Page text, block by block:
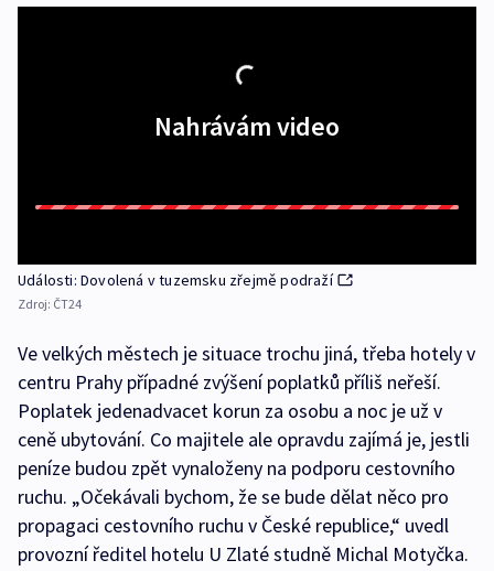
Nahrávám video
Události: Dovolená v tuzemsku zřejmě podraží
Zdroj: ČT24
Ve velkých městech je situace trochu jiná, třeba hotely v
centru Prahy případné zvýšení poplatků příliš neřeší.
Poplatek jedenadvacet korun za osobu a noc je už v
ceně ubytování. Co majitele ale opravdu zajímá je, jestli
peníze budou zpět vynaloženy na podporu cestovního
ruchu. „Očekávali bychom, že se bude dělat něco pro
propagaci cestovního ruchu v České republice,“ uvedl
provozní ředitel hotelu U Zlaté studně Michal Motyčka.